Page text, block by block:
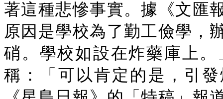
著這種悲慘事實。據《文匯
原因是學校為了勤工儉學，
硝。學校如設在炸藥庫上
稱：「可以肯定的是，引